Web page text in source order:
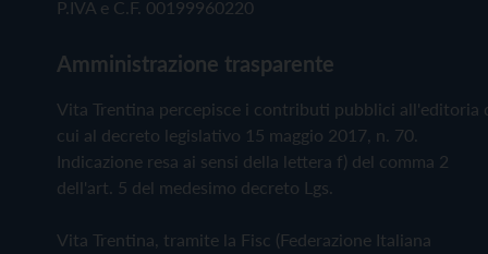
P.IVA e C.F. 00199960220
Amministrazione trasparente
Vita Trentina percepisce i contributi pubblici all'editoria
cui al decreto legislativo 15 maggio 2017, n. 70.
Indicazione resa ai sensi della lettera f) del comma 2
dell'art. 5 del medesimo decreto Lgs.
Vita Trentina, tramite la Fisc (Federazione Italiana